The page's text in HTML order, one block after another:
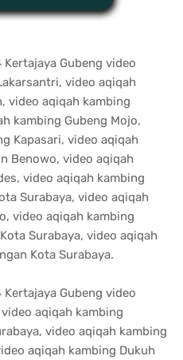
Gubeng video
video aqiqah
video aqiqah kambing
kambing Gubeng Mojo,
Kapasari, video aqiqah
Benowo, video aqiqah
video aqiqah kambing
Surabaya, video aqiqah
video aqiqah kambing
Surabaya, video aqiqah
Kota Surabaya.
Gubeng video
aqiqah kambing
video aqiqah kambing
aqiqah kambing Dukuh